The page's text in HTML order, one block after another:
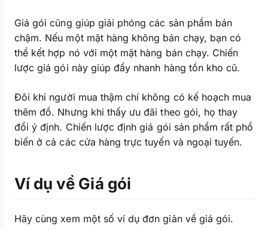
Giá gói cũng giúp giải phóng các sản phẩm bán
chậm. Nếu một mặt hàng không bán chạy, bạn có
thể kết hợp nó với một mặt hàng bán chạy. Chiến
lược giá gói này giúp đẩy nhanh hàng tồn kho cũ.
Đôi khi người mua thậm chí không có kế hoạch mua
thêm đồ. Nhưng khi thấy ưu đãi theo gói, họ thay
đổi ý định. Chiến lược định giá gói sản phẩm rất phổ
biến ở cả các cửa hàng trực tuyến và ngoại tuyến.
Ví dụ về Giá gói
Hãy cùng xem một số ví dụ đơn giản về giá gói.